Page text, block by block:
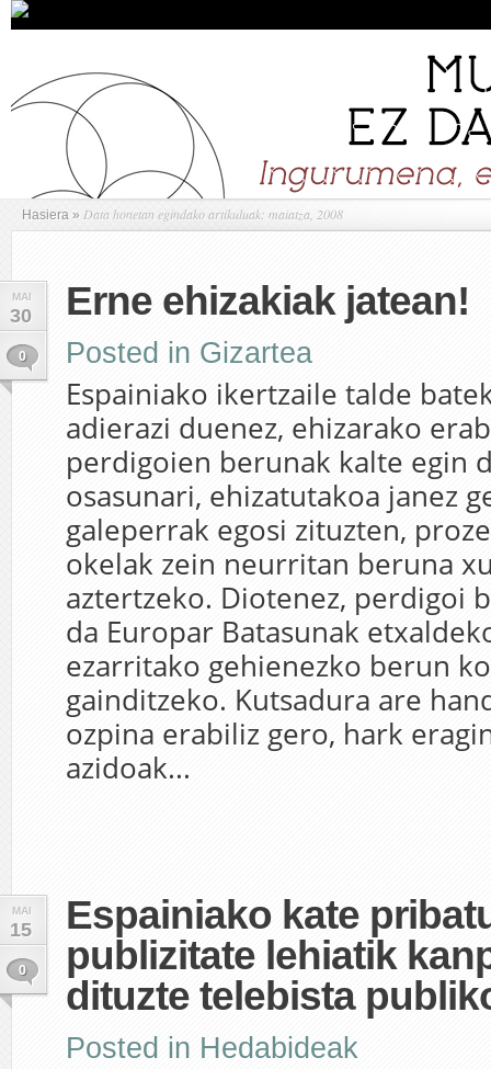
Hasiera » Data honetan egindako artikuluak: maiatza, 2008
MAI
30
0
Erne ehizakiak jatean!
Posted in Gizartea
Espainiako ikertzaile talde
adierazi duenez, ehizarako
perdigoien berunak kalte egin
osasunari, ehizatutakoa janez
galeperrak egosi zituzten,
okelak zein neurritan beruna
aztertzeko. Diotenez, perdigoi
da Europar Batasunak
ezarritako gehienezko berun
gainditzeko. Kutsadura are
ozpina erabiliz gero, hark
azidoak...
MAI
15
0
Espainiako kate
publizitate lehiatik
dituzte telebista
Posted in Hedabideak